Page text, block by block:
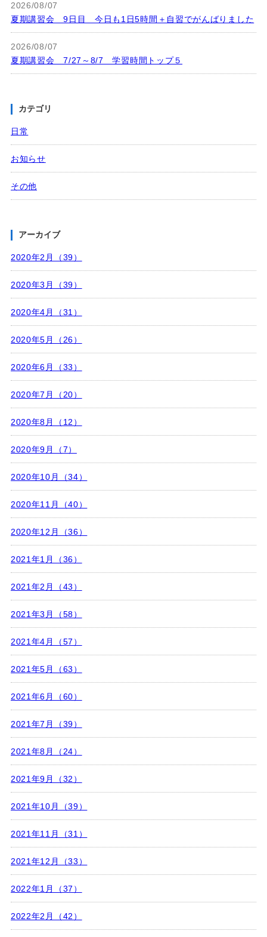
2026/08/07
夏期講習会 9日目 今日も1日5時間＋自習でがんばりました
2026/08/07
夏期講習会 7/27～8/7 学習時間トップ５
カテゴリ
日常
お知らせ
その他
アーカイブ
2020年2月（39）
2020年3月（39）
2020年4月（31）
2020年5月（26）
2020年6月（33）
2020年7月（20）
2020年8月（12）
2020年9月（7）
2020年10月（34）
2020年11月（40）
2020年12月（36）
2021年1月（36）
2021年2月（43）
2021年3月（58）
2021年4月（57）
2021年5月（63）
2021年6月（60）
2021年7月（39）
2021年8月（24）
2021年9月（32）
2021年10月（39）
2021年11月（31）
2021年12月（33）
2022年1月（37）
2022年2月（42）